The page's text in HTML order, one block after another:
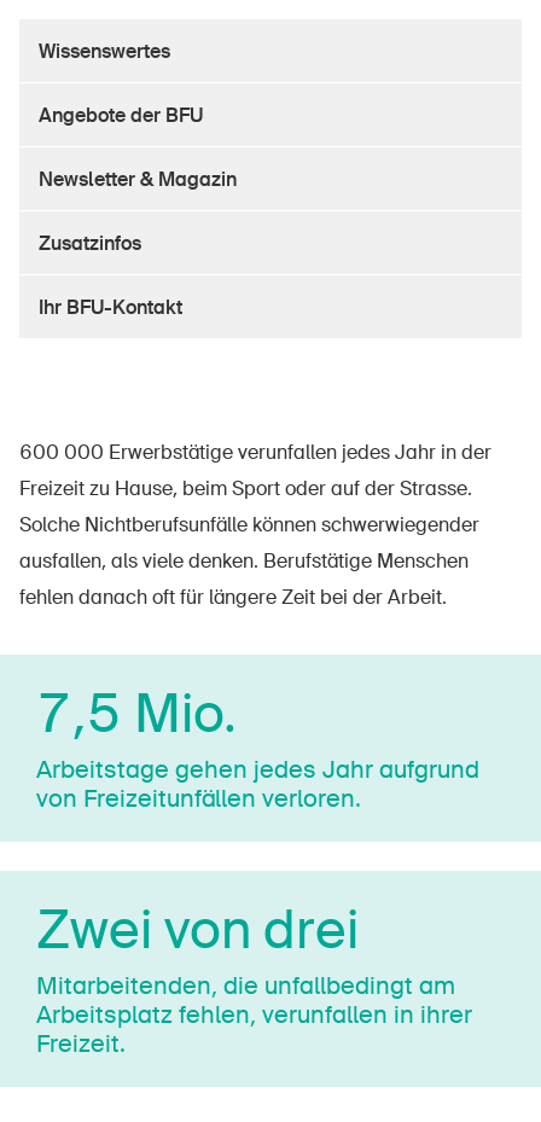
Kurse & Veranstaltungen
Sicherheitsdelegierte & Gemeinden
Wissenswertes
Angebote der BFU
Newsletter & Magazin
Zusatzinfos
Ihr BFU-Kontakt
600 000 Erwerbstätige verunfallen jedes Jahr in der
Freizeit zu Hause, beim Sport oder auf der Strasse.
Solche Nichtberufsunfälle können schwerwiegender
ausfallen, als viele denken. Berufstätige Menschen
fehlen danach oft für längere Zeit bei der Arbeit.
7,5 Mio.
Arbeitstage gehen jedes Jahr aufgrund
von Frei­zei­tunfäl­len verloren.
Zwei von drei
Mi­tar­bei­ten­den, die unfallbedingt am
Arbeitsplatz fehlen, verunfallen in ihrer
Freizeit.